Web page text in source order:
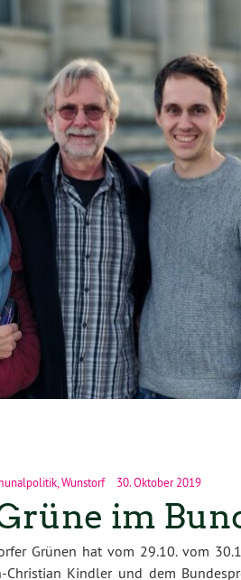
Wunstorf 30. Oktober 2019
im
Grünen hat vom 29.10. vom
Kindler und dem